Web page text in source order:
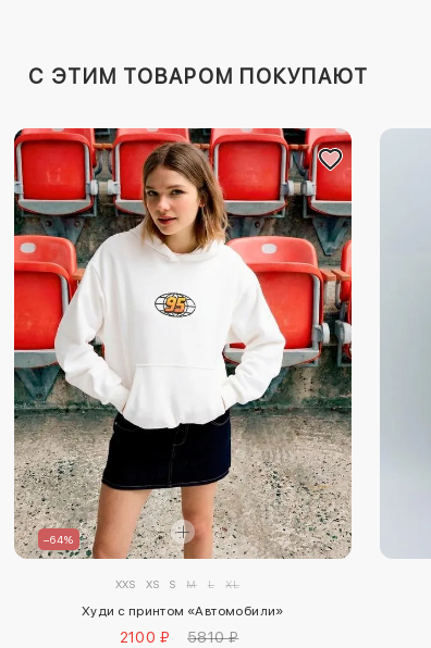
C ЭТИМ ТОВАРОМ ПОКУПАЮТ
–64%
XXS XS S M L XL
Худи с принтом «Автомобили»
2100 ₽ 5810 ₽